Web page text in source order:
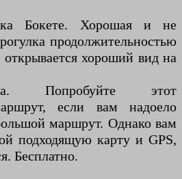
Бокете. Хорошая и не
продолжительностью
хороший вид на
Попробуйте этот
если вам надоело
маршрут. Однако вам
подходящую карту и GPS,
Бесплатно.